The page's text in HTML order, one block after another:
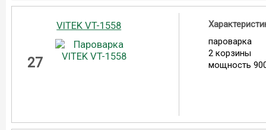
27
VITEK VT-1558
пароварка
2 корзины
мощность